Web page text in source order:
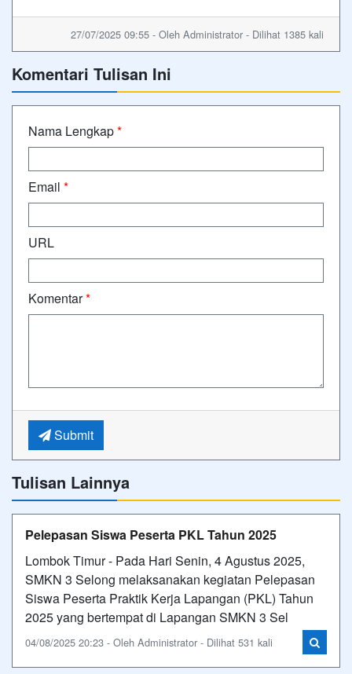
27/07/2025 09:55 - Oleh Administrator - Dilihat 1385 kali
Komentari Tulisan Ini
Nama Lengkap*
Email *
URL
Komentar*
Submit
Tulisan Lainnya
Pelepasan Siswa Peserta PKL Tahun 2025
Lombok Timur - Pada Hari Senin, 4 Agustus 2025,
SMKN 3 Selong melaksanakan kegiatan Pelepasan
Siswa Peserta Praktik Kerja Lapangan (PKL) Tahun
2025 yang bertempat di Lapangan SMKN 3 Sel
04/08/2025 20:23 - Oleh Administrator - Dilihat 531 kali